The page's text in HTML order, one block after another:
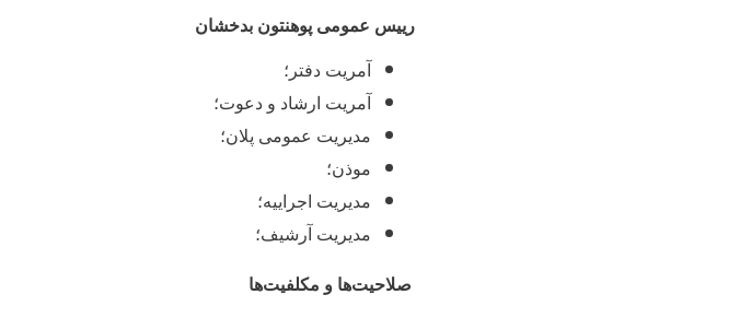
رییس عمومی پوهنتون بدخشان
آمریت دفتر؛
آمریت ارشاد و دعوت؛
مدیریت عمومی پلان؛
موذن؛
مدیریت اجراییه؛
مدیریت آرشیف؛
صلاحیتها و مکلفیتها